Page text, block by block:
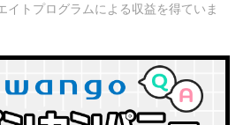
イトプログラムによる収益を得ていま